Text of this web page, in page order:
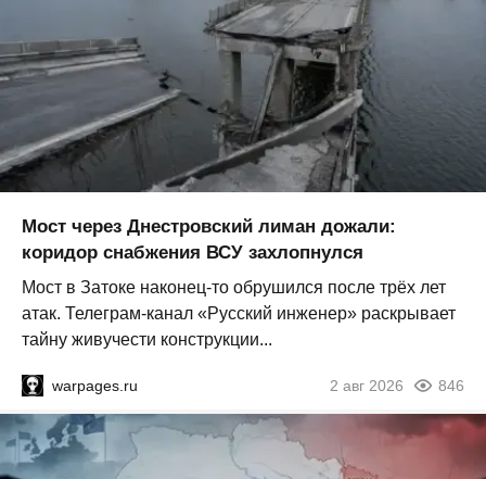
Мост через Днестровский лиман дожали:
коридор снабжения ВСУ захлопнулся
Мост в Затоке наконец-то обрушился после трёх лет
атак. Телеграм-канал «Русский инженер» раскрывает
тайну живучести конструкции...
warpages.ru 2 авг 2026 846